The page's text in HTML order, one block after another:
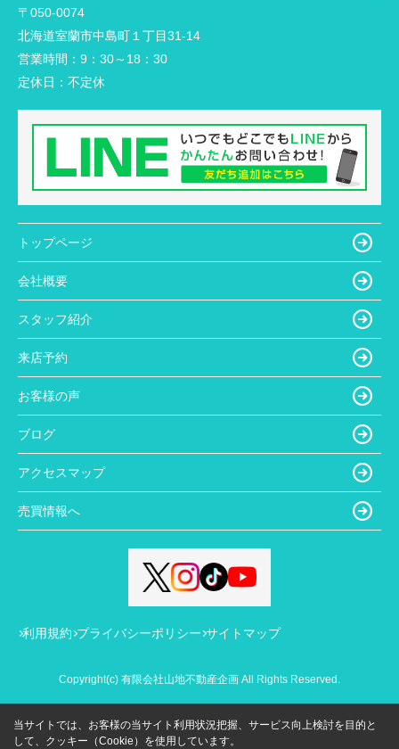
〒050-0074
北海道室蘭市中島町１丁目31-14
営業時間： 9：30～18：30
定休日： 不定休
トップページ
会社概要
スタッフ紹介
来店予約
お客様の声
ブログ
アクセスマップ
売買情報へ
利用規約 プライバシーポリシー サイトマップ
Copyright(c) 有限会社山地不動産企画 All Rights Reserved.
当サイトでは、お客様の当サイト利用状況把握、サービス向上検討を目的と
して、クッキー（Cookie）を使用しています。